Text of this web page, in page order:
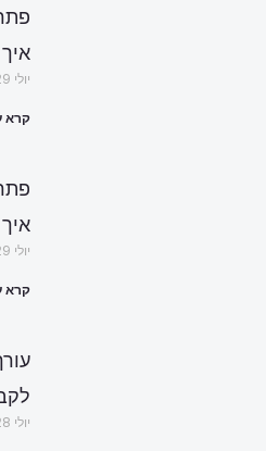
יולי 29, 2026
קרא
יולי 29, 2026
קרא
יולי 28, 2026